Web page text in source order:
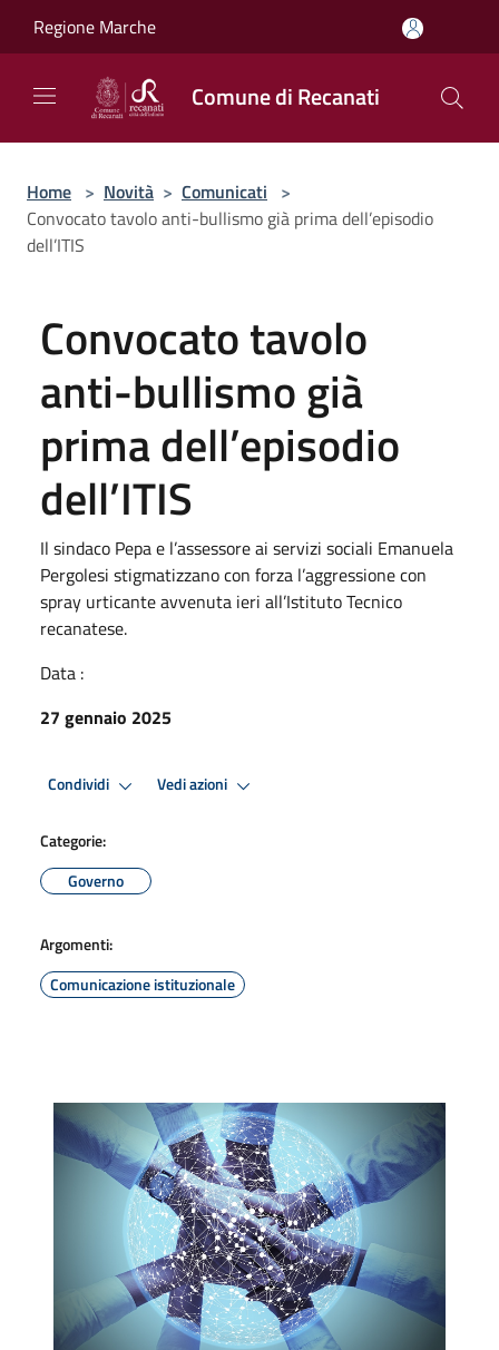
Regione Marche
Comune di Recanati
Home > Novità > Comunicati >
Convocato tavolo anti-bullismo già prima dell’episodio
dell’ITIS
Convocato tavolo
anti-bullismo già
prima dell’episodio
dell’ITIS
Il sindaco Pepa e l’assessore ai servizi sociali Emanuela
Pergolesi stigmatizzano con forza l’aggressione con
spray urticante avvenuta ieri all’Istituto Tecnico
recanatese.
Data :
27 gennaio 2025
Condividi Vedi azioni
Categorie:
Governo
Argomenti:
Comunicazione istituzionale